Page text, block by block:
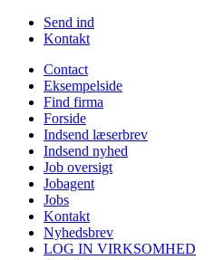
Send ind
Kontakt
Contact
Eksempelside
Find firma
Forside
Indsend læserbrev
Indsend nyhed
Job oversigt
Jobagent
Jobs
Kontakt
Nyhedsbrev
LOG IN VIRKSOMHED